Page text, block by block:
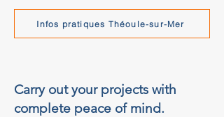
Infos pratiques Théoule-sur-Mer
Carry out your projects with
complete peace of mind.